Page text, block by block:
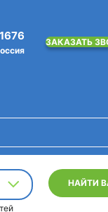
ЗАКАЗАТЬ
НАЙТИ